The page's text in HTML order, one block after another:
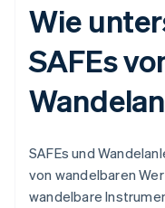
Wie
SAFEs
SAFEs und
von wandelbaren
wandelbare